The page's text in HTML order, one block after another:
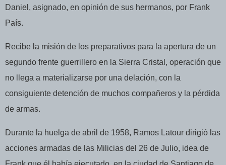
Daniel, asignado, en opinión de sus hermanos, por Frank
País.
Recibe la misión de los preparativos para la apertura de un
segundo frente guerrillero en la Sierra Cristal, operación que
no llega a materializarse por una delación, con la
consiguiente detención de muchos compañeros y la pérdida
de armas.
Durante la huelga de abril de 1958, Ramos Latour dirigió las
acciones armadas de las Milicias del 26 de Julio, idea de